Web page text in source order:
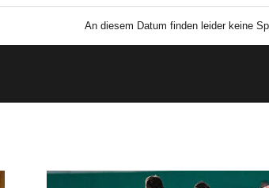
An diesem Datum finden leider keine